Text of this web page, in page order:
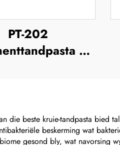
PT-202
63
die beste kruie-tandpasta bied
beskerming wat
gesond bly, wat navorsing